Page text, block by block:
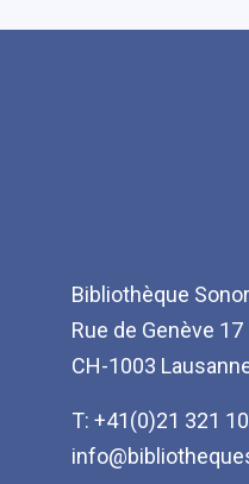
Bibliothèque
Rue de Genève 17
CH-1003
T: +41(0)21 321